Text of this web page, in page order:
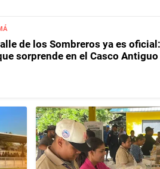
de los Sombreros ya es
sorprende en el Casco Antiguo